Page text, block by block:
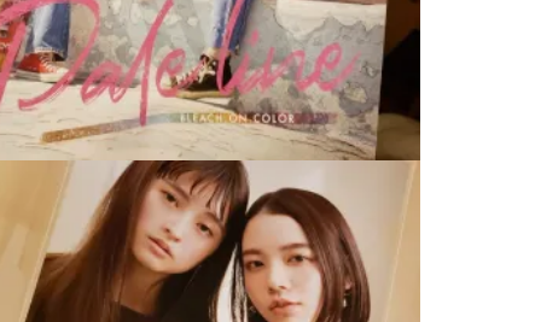
アディクシーカラーからも新色
2020.08.08